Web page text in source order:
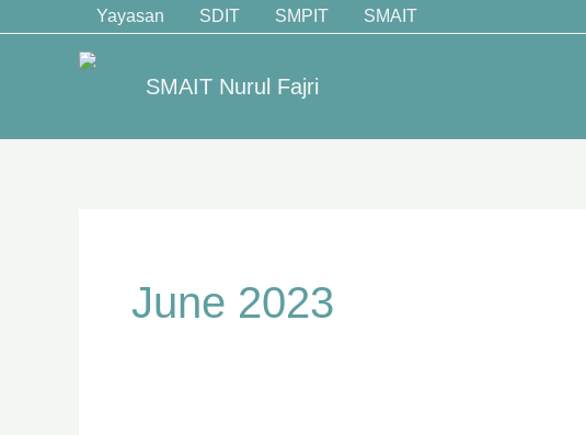
Yayasan SDIT SMPIT SMAIT
SMAIT Nurul Fajri
June 2023